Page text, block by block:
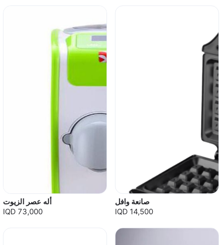
أله عصر الزيوت
IQD 73,000
صانعة وافل
IQD 14,500